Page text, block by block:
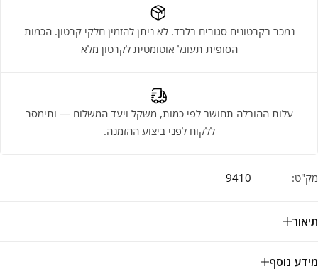
נמכר בקרטונים סגורים בלבד. לא ניתן להזמין חלקי קרטון. הכמות
הסופית תעוגל אוטומטית לקרטון מלא
עלות ההובלה תחושב לפי כמות, משקל ויעד המשלוח — ותימסר
ללקוח לפני ביצוע ההזמנה.
מק"ט: 9410
תיאור
מידע נוסף